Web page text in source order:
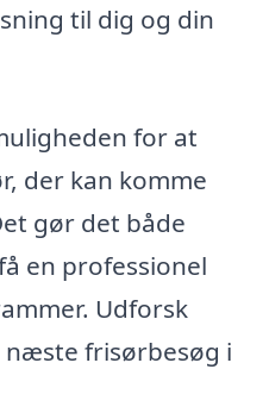
til dig og din
for at
der kan komme
gør det både
en professionel
Udforsk
frisørbesøg i